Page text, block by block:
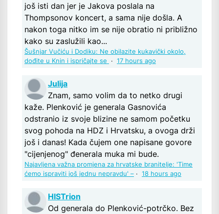
još isti dan jer je Jakova poslala na
Thompsonov koncert, a sama nije došla. A
nakon toga nitko im se nije obratio ni približno
kako su zaslužili kao...
Šušnjar Vučiću i Dodiku: Ne obilazite kukavički okolo,
dođite u Knin i ispričajte se
· 17 hours ago
Julija
Znam, samo volim da to netko drugi
kaže. Plenković je generala Gasnovića
odstranio iz svoje blizine ne samom početku
svog pohoda na HDZ i Hrvatsku, a ovoga drži
još i danas! Kada čujem one napisane govore
"cijenjenog" đenerala muka mi bude.
Najavljena važna promjena za hrvatske branitelje: 'Time
ćemo ispraviti još jednu nepravdu' – · 18 hours ago
HISTrion
Od generala do Plenković-potrčko. Bez